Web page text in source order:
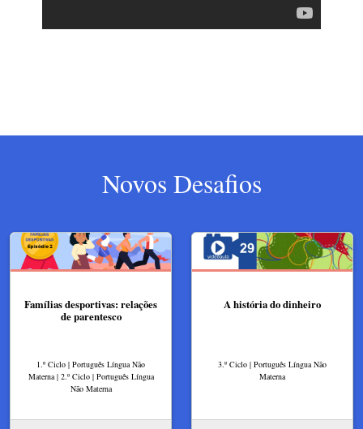
Novos Desafios
Famílias desportivas: relações
de parentesco
1.º Ciclo | Português Língua Não
Materna | 2.º Ciclo | Português Língua
Não Materna
A história do dinheiro
3.º Ciclo | Português Língua Não
Materna